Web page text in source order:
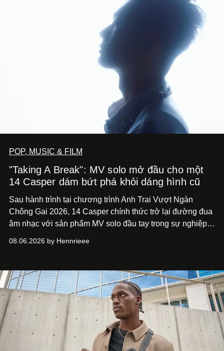
POP, MUSIC & FILM
"Taking A Break": MV solo mở đầu cho một
14 Casper dám bứt phá khỏi dáng hình cũ
Sau hành trình tại chương trình Anh Trai Vượt Ngàn
Chông Gai 2026, 14 Casper chính thức trở lại đường đua
âm nhạc với sản phẩm MV solo đầu tay trong sự nghiệp -
bước chuyển mình của 14 Casper sau chương trình, mà
của nam nghệ sĩ khi lần đầu tiên anh trình làng một MV
solo được đầu tư toàn diện từ sáng tác, sản xuất, trình
diễn đến hình ảnh.
08.06.2026 by Hennrieee